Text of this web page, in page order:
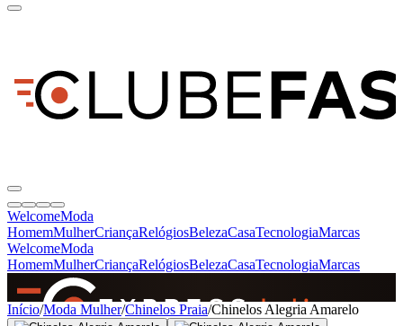
WelcomeModa
HomemMulherCriançaRelógiosBelezaCasaTecnologiaMarcas
WelcomeModa
HomemMulherCriançaRelógiosBelezaCasaTecnologiaMarcas
SINCE 2005
Início/Moda Mulher/Chinelos Praia/Chinelos Alegria Amarelo